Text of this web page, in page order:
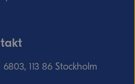
113 86 Stockholm